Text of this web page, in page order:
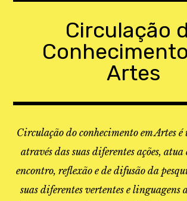
Circulação
Artes
Circulação do conhecimento em Artes é
através das suas diferentes ações,
encontro, reflexão e de difusão da
suas diferentes vertentes e linguagens